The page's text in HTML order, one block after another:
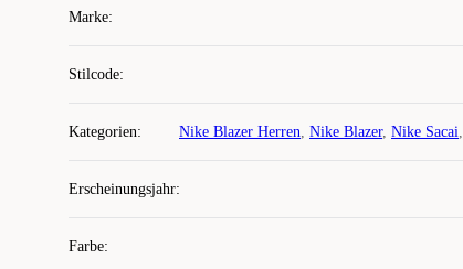
Marke:
Stilcode:
Kategorien: Nike Blazer Herren, Nike Blazer, Nike Sacai,
Erscheinungsjahr:
Farbe: